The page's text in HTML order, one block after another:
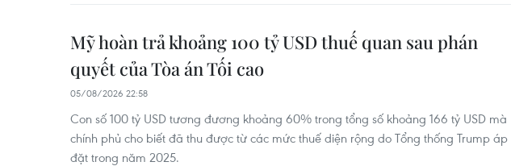
Mỹ hoàn trả khoảng 100 tỷ USD thuế quan sau phán
quyết của Tòa án Tối cao
05/08/2026 22:58
Con số 100 tỷ USD tương đương khoảng 60% trong tổng số khoảng 166 tỷ USD mà
chính phủ cho biết đã thu được từ các mức thuế diện rộng do Tổng thống Trump áp
đặt trong năm 2025.